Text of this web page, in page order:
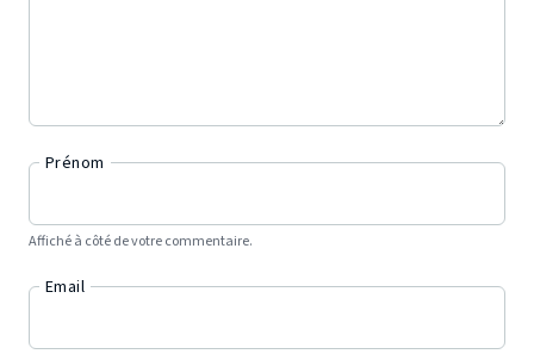
Prénom
Affiché à côté de votre commentaire.
Email